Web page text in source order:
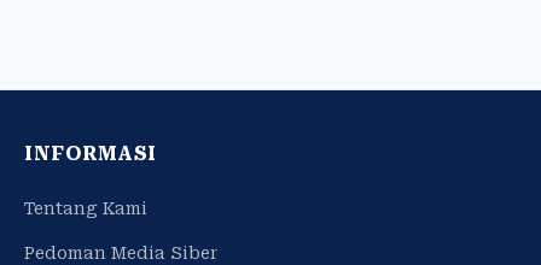
INFORMASI
Tentang Kami
Pedoman Media Siber